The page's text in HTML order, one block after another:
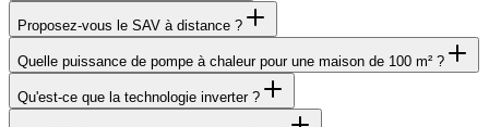
Proposez-vous le SAV à distance ?
Quelle puissance de pompe à chaleur pour une maison de 100 m² ?
Qu'est-ce que la technologie inverter ?